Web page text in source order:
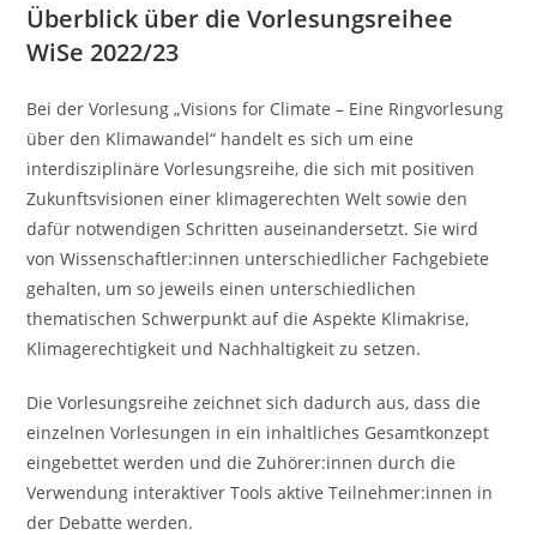
Überblick über die Vorlesungsreihee
WiSe 2022/23
Bei der Vorlesung „Visions for Climate – Eine Ringvorlesung
über den Klimawandel“ handelt es sich um eine
interdisziplinäre Vorlesungsreihe, die sich mit positiven
Zukunftsvisionen einer klimagerechten Welt sowie den
dafür notwendigen Schritten auseinandersetzt. Sie wird
von Wissenschaftler:innen unterschiedlicher Fachgebiete
gehalten, um so jeweils einen unterschiedlichen
thematischen Schwerpunkt auf die Aspekte Klimakrise,
Klimagerechtigkeit und Nachhaltigkeit zu setzen.
Die Vorlesungsreihe zeichnet sich dadurch aus, dass die
einzelnen Vorlesungen in ein inhaltliches Gesamtkonzept
eingebettet werden und die Zuhörer:innen durch die
Verwendung interaktiver Tools aktive Teilnehmer:innen in
der Debatte werden.